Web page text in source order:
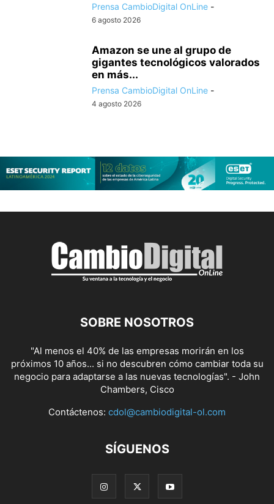
Prensa CambioDigital OnLine -
6 agosto 2026
Amazon se une al grupo de
gigantes tecnológicos valorados
en más...
Prensa CambioDigital OnLine -
4 agosto 2026
SOBRE NOSOTROS
"Al menos el 40% de las empresas morirán en los
próximos 10 años... si no descubren cómo cambiar toda su
negocio para adaptarse a las nuevas tecnologías". - John
Chambers, Cisco
Contáctenos: cdol@cambiodigital-ol.com
SÍGUENOS